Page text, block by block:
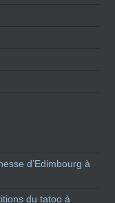
d’Edimbourg à
du tatoo à